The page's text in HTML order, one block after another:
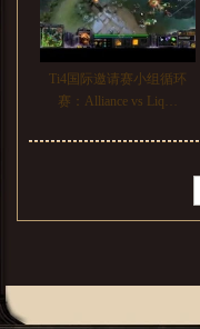
Ti4国际邀请赛小组循环
赛：Alliance vs Liq…